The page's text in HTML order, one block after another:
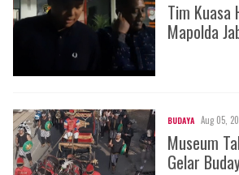
Tim Kuasa
Mapolda
BUDAYA Aug 05,
Museum
Gelar